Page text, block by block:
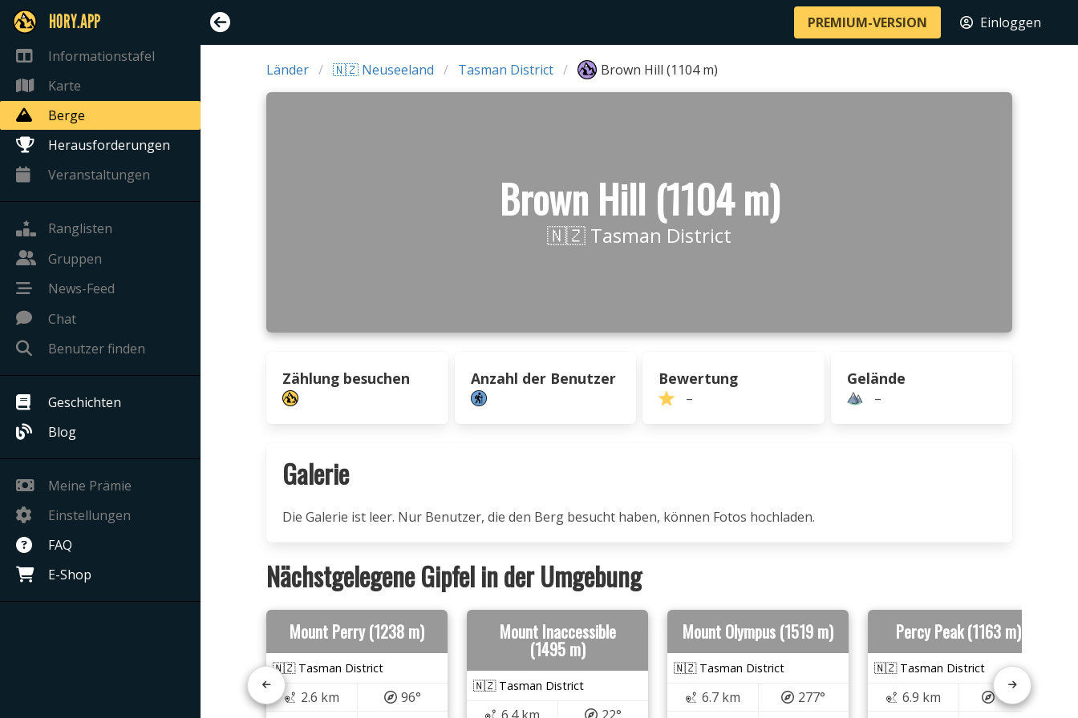
HORY.APP
Informationstafel
Karte
Berge
Herausforderungen
Veranstaltungen
Ranglisten
Gruppen
News-Feed
Chat
Benutzer finden
Geschichten
Blog
Meine Prämie
Einstellungen
FAQ
E-Shop
PREMIUM-VERSION Einloggen
Länder 🇳🇿 Neuseeland Tasman District Brown Hill (1104 m)
Brown Hill (1104 m)
🇳🇿 Tasman District
Zählung besuchen Anzahl der Benutzer Bewertung
–
Gelände
–
Galerie
Die Galerie ist leer. Nur Benutzer, die den Berg besucht haben, können Fotos hochladen.
Nächstgelegene Gipfel in der Umgebung
Mount Perry (1238 m)
🇳🇿 Tasman District
2.6 km
96°
Mount Inaccessible
(1495 m)
🇳🇿 Tasman District
Mount Olympus (1519 m)
🇳🇿 Tasman District
6.7 km
277°
Percy Peak (1163 m)
🇳🇿 Tasman District
6.9 km
138°